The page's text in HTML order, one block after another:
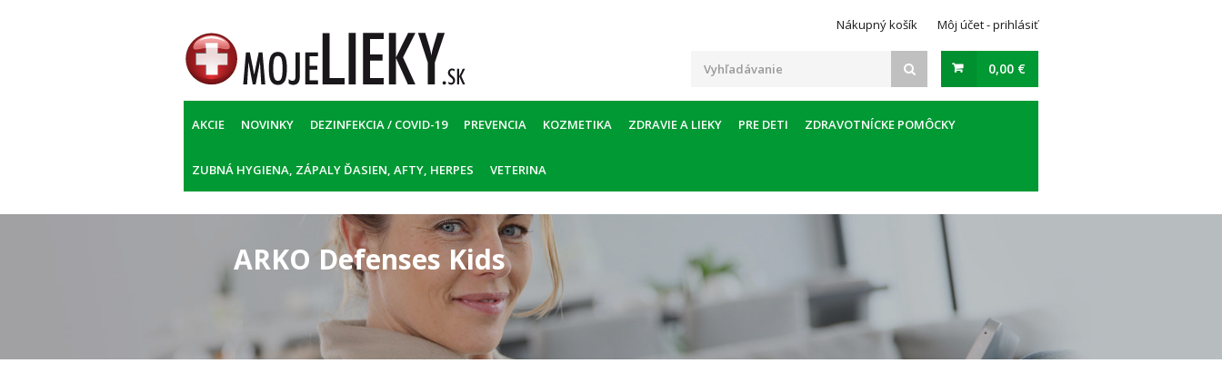
Nákupný košík Môj účet - prihlásiť
0,00 €
AKCIE NOVINKY DEZINFEKCIA / COVID-19 PREVENCIA KOZMETIKA ZDRAVIE A LIEKY PRE DETI ZDRAVOTNÍCKE POMÔCKY
ZUBNÁ HYGIENA, ZÁPALY ĎASIEN, AFTY, HERPES VETERINA
ARKO Defenses Kids